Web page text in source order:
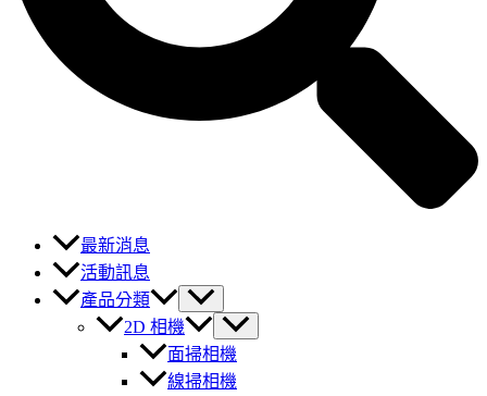
最新消息
活動訊息
產品分類
2D 相機
面掃相機
線掃相機